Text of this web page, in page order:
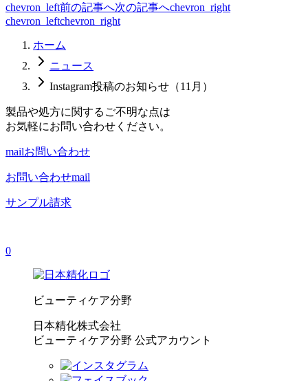
chevron_left前の記事へ次の記事へchevron_right
chevron_leftchevron_right
ホーム
ニュース
Instagram投稿のお知らせ（11月）
製品や処方に関するご不明な点は
お気軽にお問い合わせください。
mailお問い合わせ
お問い合わせmail
サンプル請求
0
ビューティケア分野
日本精化株式会社
ビューティケア分野 公式アカウント